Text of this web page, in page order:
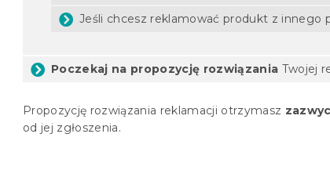
Jeśli chcesz reklamować produkt z innego
Poczekaj na propozycję rozwiązania Twojej
Propozycję rozwiązania reklamacji otrzymasz
od jej zgłoszenia.